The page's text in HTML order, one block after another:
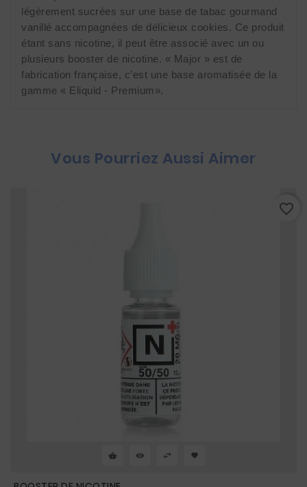
légèrement sucrées sur une base de tabac gourmand
vanillé accompagnées de délicieux cookies. Ce produit
étant sans nicotine, il peut être associé avec un ou
plusieurs booster de nicotine. « Major » est de
fabrication française, c’est une base aromatisée de la
gamme « Eliquid - Premium».
Vous Pourriez Aussi Aimer
favorite_border